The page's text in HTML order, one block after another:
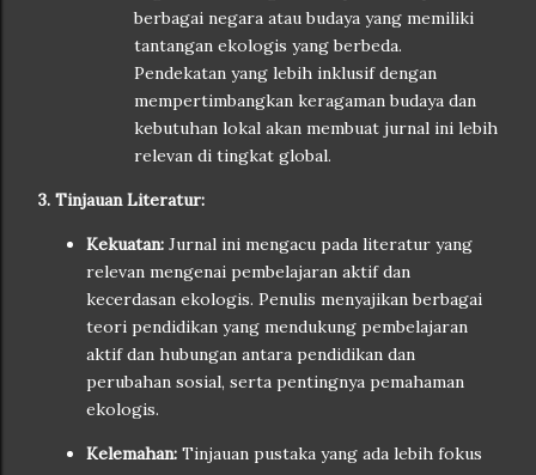
berbagai negara atau budaya yang memiliki
tantangan ekologis yang berbeda.
Pendekatan yang lebih inklusif dengan
mempertimbangkan keragaman budaya dan
kebutuhan lokal akan membuat jurnal ini lebih
relevan di tingkat global.
3. Tinjauan Literatur:
Kekuatan: Jurnal ini mengacu pada literatur yang
relevan mengenai pembelajaran aktif dan
kecerdasan ekologis. Penulis menyajikan berbagai
teori pendidikan yang mendukung pembelajaran
aktif dan hubungan antara pendidikan dan
perubahan sosial, serta pentingnya pemahaman
ekologis.
Kelemahan: Tinjauan pustaka yang ada lebih fokus